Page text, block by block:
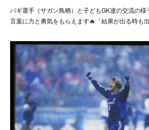
パギ選手（サガン鳥栖）と子どもGK達の交流の
言葉に力と勇気をもらえます🔥「結果が出る時も